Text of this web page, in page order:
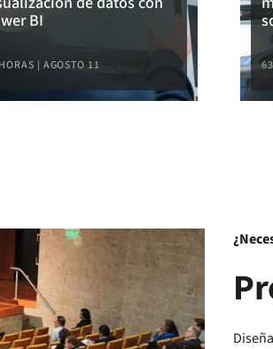
BI
| AGOSTO 11